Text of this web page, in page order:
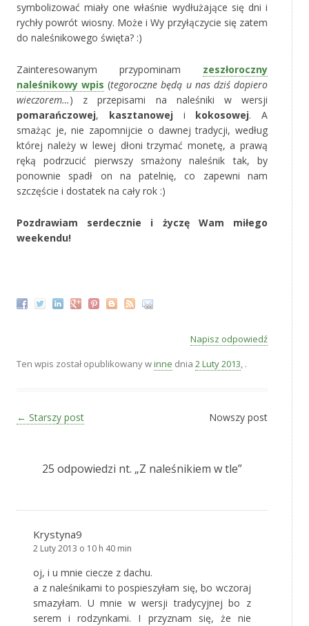
symbolizować miały one właśnie wydłużające się dni i
rychły powrót wiosny. Może i Wy przyłączycie się zatem
do naleśnikowego święta? :)
Zainteresowanym przypominam zeszłoroczny
naleśnikowy wpis (tegoroczne będą u nas dziś dopiero
wieczorem…) z przepisami na naleśniki w wersji
pomarańczowej, kasztanoweji kokosowej. A
smażąc je, nie zapomnijcie o dawnej tradycji, według
której należy w lewej dłoni trzymać monetę, a prawą
ręką podrzucić pierwszy smażony naleśnik tak, by
ponownie spadł on na patelnię, co zapewni nam
szczęście i dostatek na cały rok :)
Pozdrawiam serdecznie i życzę Wam miłego
weekendu!
Napisz odpowiedź
Ten wpis został opublikowany winne dnia 2 Luty 2013, .
Zobacz wpisy
← Starszy post Nowszy post
25 odpowiedzi nt. „Z naleśnikiem w tle”
Krystyna9
2 Luty 2013 o 10 h 40 min
oj, i u mnie ciecze z dachu.
a z naleśnikami to pospieszyłam się, bo wczoraj
smazyłam. U mnie w wersji tradycyjnej bo z
serem i rodzynkami. I przyznam się, że nie